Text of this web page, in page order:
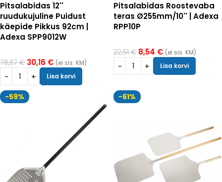
Pitsalabidas 12''
ruudukujuline Puidust
käepide Pikkus 92cm |
Adexa SPP9012W
78,87€ 30,16 € (ei sis. KM)
Lisa korvi
Pitsalabidas Roostevaba
teras Ø255mm/10'' | Adexa
RPP10P
22,51€ 8,54 € (ei sis. KM)
Lisa korvi
-59% -61%